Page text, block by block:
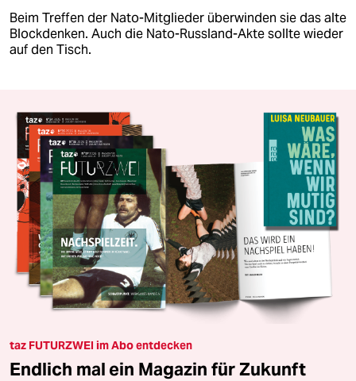
Beim Treffen der Nato-Mitglieder überwinden sie das alte
Blockdenken. Auch die Nato-Russland-Akte sollte wieder
auf den Tisch.
taz FUTURZWEI im Abo entdecken
Endlich mal ein Magazin für Zukunft